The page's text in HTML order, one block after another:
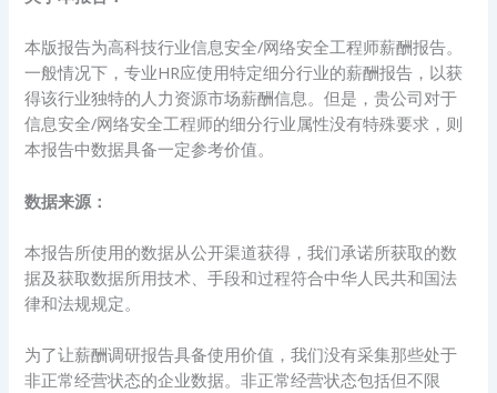
本版报告为高科技行业信息安全/网络安全工程师薪酬报告。
一般情况下，专业HR应使用特定细分行业的薪酬报告，以获
得该行业独特的人力资源市场薪酬信息。但是，贵公司对于
信息安全/网络安全工程师的细分行业属性没有特殊要求，则
本报告中数据具备一定参考价值。
数据来源：
本报告所使用的数据从公开渠道获得，我们承诺所获取的数
据及获取数据所用技术、手段和过程符合中华人民共和国法
律和法规规定。
为了让薪酬调研报告具备使用价值，我们没有采集那些处于
非正常经营状态的企业数据。非正常经营状态包括但不限